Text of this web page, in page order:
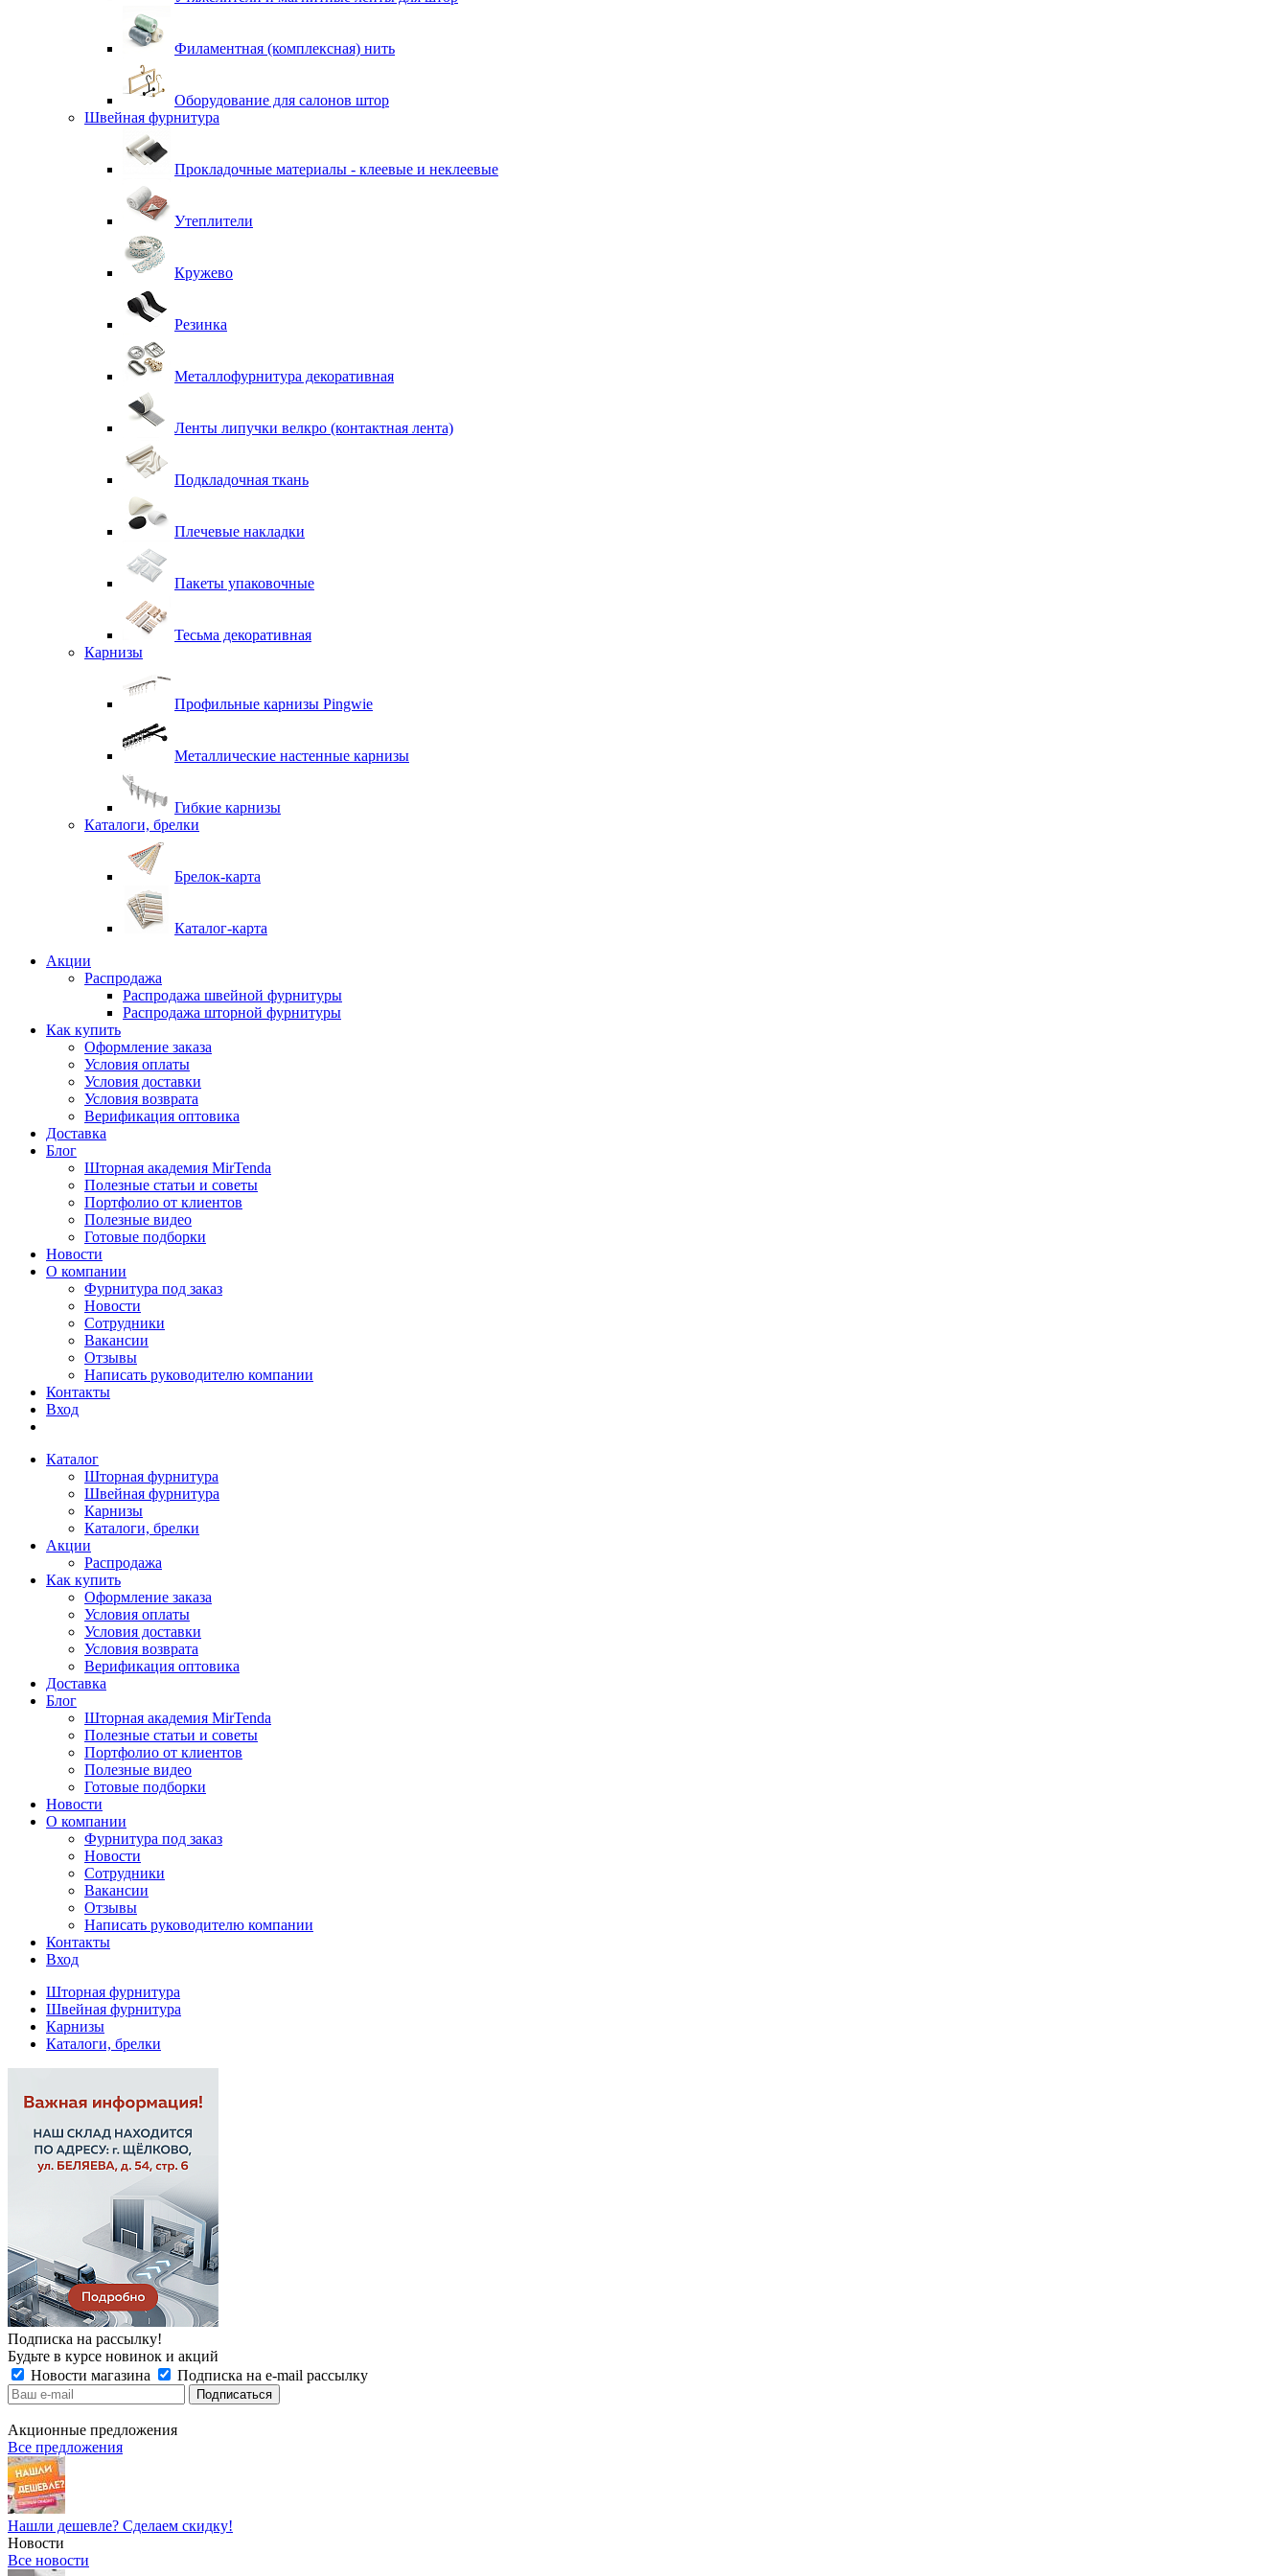
Филаментная (комплексная) нить
Оборудование для салонов штор
Швейная фурнитура
Прокладочные материалы - клеевые и неклеевые
Утеплители
Кружево
Резинка
Металлофурнитура декоративная
Ленты липучки велкро (контактная лента)
Подкладочная ткань
Плечевые накладки
Пакеты упаковочные
Тесьма декоративная
Карнизы
Профильные карнизы Pingwie
Металлические настенные карнизы
Гибкие карнизы
Каталоги, брелки
Брелок-карта
Каталог-карта
Акции
Распродажа
Распродажа швейной фурнитуры
Распродажа шторной фурнитуры
Как купить
Оформление заказа
Условия оплаты
Условия доставки
Условия возврата
Верификация оптовика
Доставка
Блог
Шторная академия MirTenda
Полезные статьи и советы
Портфолио от клиентов
Полезные видео
Готовые подборки
Новости
О компании
Фурнитура под заказ
Новости
Сотрудники
Вакансии
Отзывы
Написать руководителю компании
Контакты
Вход
Каталог
Шторная фурнитура
Швейная фурнитура
Карнизы
Каталоги, брелки
Акции
Распродажа
Как купить
Оформление заказа
Условия оплаты
Условия доставки
Условия возврата
Верификация оптовика
Доставка
Блог
Шторная академия MirTenda
Полезные статьи и советы
Портфолио от клиентов
Полезные видео
Готовые подборки
Новости
О компании
Фурнитура под заказ
Новости
Сотрудники
Вакансии
Отзывы
Написать руководителю компании
Контакты
Вход
Шторная фурнитура
Швейная фурнитура
Карнизы
Каталоги, брелки
Подписка на рассылку!
Будьте в курсе новинок и акций
Новости магазина
Подписка на e-mail рассылку
Акционные предложения
Все предложения
Нашли дешевле? Сделаем скидку!
Новости
Все новости